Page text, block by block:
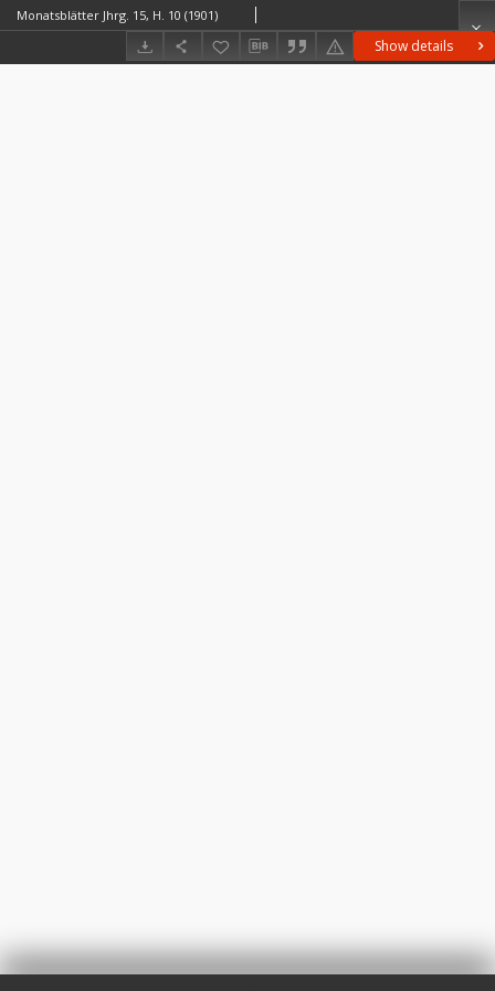
Show details
Monatsblätter Jhrg. 15, H. 10 (1901)